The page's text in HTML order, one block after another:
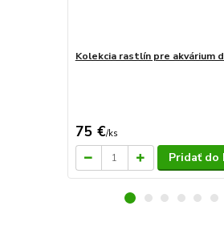
Kolekcia rastlín pre akvárium
75 €/ks
Pridať do